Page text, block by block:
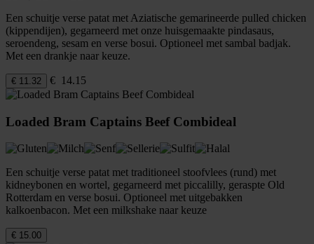
Een schuitje verse patat met Aziatische gemarineerde pulled chicken
(kippendijen), gegarneerd met onze huisgemaakte pindasaus,
seroendeng, sesam en verse bosui. Optioneel met sambal badjak.
Met een drankje naar keuze.
€ 11.32 € 14.15
Loaded Bram Captains Beef Combideal
Een schuitje verse patat met traditioneel stoofvlees (rund) met
kidneybonen en wortel, gegarneerd met piccalilly, geraspte Old
Rotterdam en verse bosui. Optioneel met uitgebakken
kalkoenbacon. Met een milkshake naar keuze
€ 15.00